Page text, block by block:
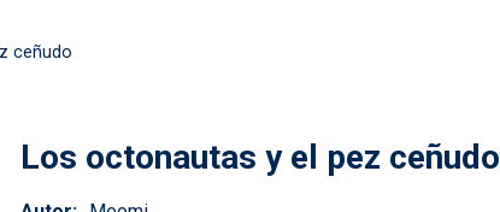
ceñudo
Los octonautas y el pez ceñudo